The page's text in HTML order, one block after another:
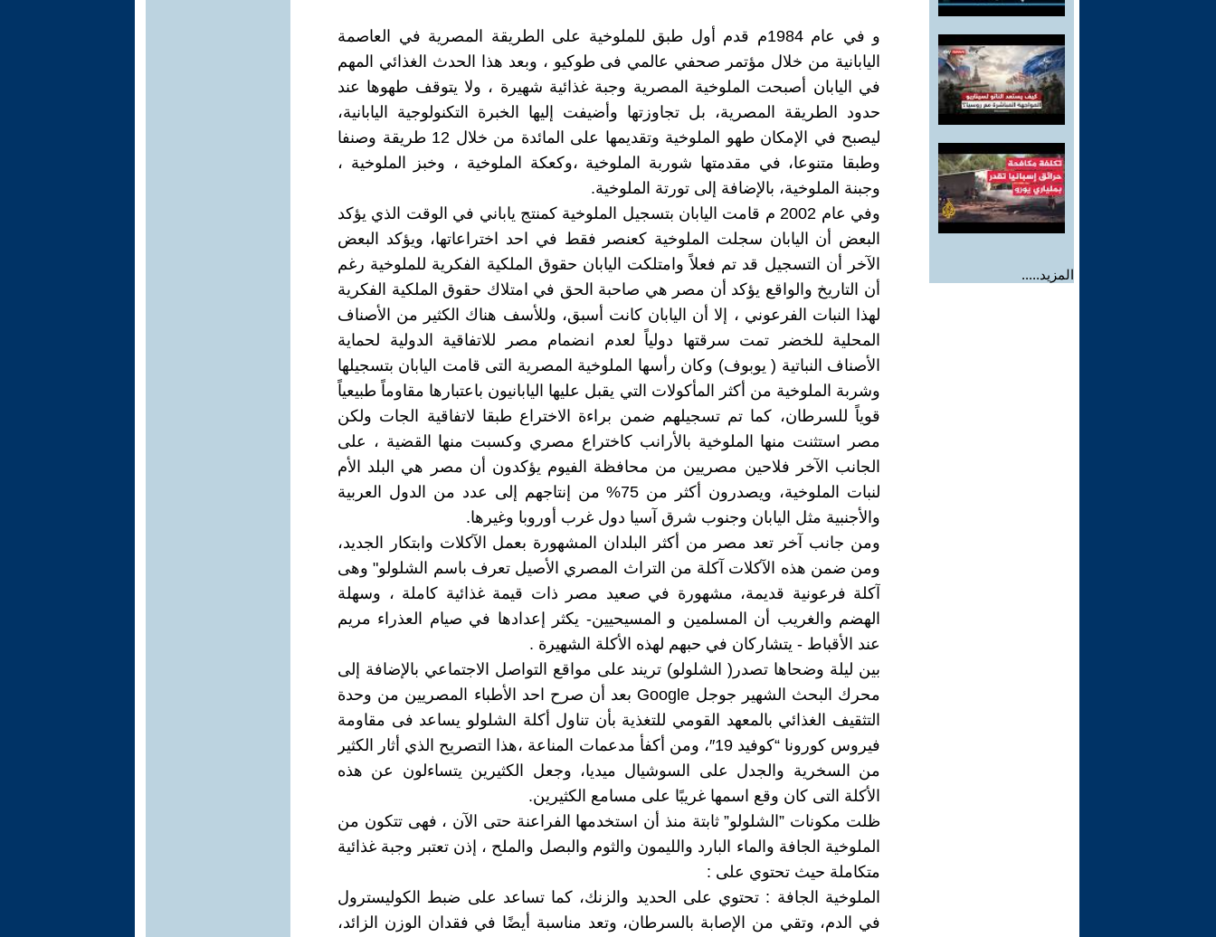
المزيد.....
و في عام 1984م قدم أول طبق للملوخية على الطريقة المصرية في العاصمة
اليابانية من خلال مؤتمر صحفي عالمي فى طوكيو ، وبعد هذا الحدث الغذائي المهم
في اليابان أصبحت الملوخية المصرية وجبة غذائية شهيرة ، ولا يتوقف طهوها عند
حدود الطريقة المصرية، بل تجاوزتها وأضيفت إليها الخبرة التكنولوجية اليابانية،
ليصبح في الإمكان طهو الملوخية وتقديمها على المائدة من خلال 12 طريقة وصنفا
وطبقا متنوعا، في مقدمتها شوربة الملوخية ،وكعكة الملوخية ، وخبز الملوخية ،
وجبنة الملوخية، بالإضافة إلى تورتة الملوخية.
وفي عام 2002 م قامت اليابان بتسجيل الملوخية كمنتج ياباني في الوقت الذي يؤكد
البعض أن اليابان سجلت الملوخية كعنصر فقط في احد اختراعاتها، ويؤكد البعض
الآخر أن التسجيل قد تم فعلاً وامتلكت اليابان حقوق الملكية الفكرية للملوخية رغم
أن التاريخ والواقع يؤكد أن مصر هي صاحبة الحق في امتلاك حقوق الملكية الفكرية
لهذا النبات الفرعوني ، إلا أن اليابان كانت أسبق، وللأسف هناك الكثير من الأصناف
المحلية للخضر تمت سرقتها دولياً لعدم انضمام مصر للاتفاقية الدولية لحماية
الأصناف النباتية ( يوبوف) وكان رأسها الملوخية المصرية التى قامت اليابان بتسجيلها
وشربة الملوخية من أكثر المأكولات التي يقبل عليها اليابانيون باعتبارها مقاوماً طبيعياً
قوياً للسرطان، كما تم تسجيلهم ضمن براءة الاختراع طبقا لاتفاقية الجات ولكن
مصر استثنت منها الملوخية بالأرانب كاختراع مصري وكسبت منها القضية ، على
الجانب الآخر فلاحين مصريين من محافظة الفيوم يؤكدون أن مصر هي البلد الأم
لنبات الملوخية، ويصدرون أكثر من 75% من إنتاجهم إلى عدد من الدول العربية
والأجنبية مثل اليابان وجنوب شرق آسيا دول غرب أوروبا وغيرها.
ومن جانب آخر تعد مصر من أكثر البلدان المشهورة بعمل الآكلات وابتكار الجديد،
ومن ضمن هذه الآكلات آكلة من التراث المصري الأصيل تعرف باسم الشلولو" وهى
آكلة فرعونية قديمة، مشهورة في صعيد مصر ذات قيمة غذائية كاملة ، وسهلة
الهضم والغريب أن المسلمين و المسيحيين- يكثر إعدادها في صيام العذراء مريم
عند الأقباط - يتشاركان في حبهم لهذه الأكلة الشهيرة .
بين ليلة وضحاها تصدر( الشلولو) تريند على مواقع التواصل الاجتماعي بالإضافة إلى
محرك البحث الشهير جوجل Google بعد أن صرح احد الأطباء المصريين من وحدة
التثقيف الغذائي بالمعهد القومي للتغذية بأن تناول أكلة الشلولو يساعد فى مقاومة
فيروس كورونا “كوفيد 19″، ومن أكفأ مدعمات المناعة ،هذا التصريح الذي أثار الكثير
من السخرية والجدل على السوشيال ميديا، وجعل الكثيرين يتساءلون عن هذه
الأكلة التى كان وقع اسمها غريبًا على مسامع الكثيرين.
ظلت مكونات ”الشلولو” ثابتة منذ أن استخدمها الفراعنة حتى الآن ، فهى تتكون من
الملوخية الجافة والماء البارد والليمون والثوم والبصل والملح ، إذن تعتبر وجبة غذائية
متكاملة حيث تحتوي على :
الملوخية الجافة : تحتوي على الحديد والزنك، كما تساعد على ضبط الكوليسترول
في الدم، وتقي من الإصابة بالسرطان، وتعد مناسبة أيضًا في فقدان الوزن الزائد،